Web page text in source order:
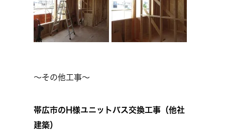
～その他工事～
帯広市のH様ユニットバス交換工事（他社
建築）